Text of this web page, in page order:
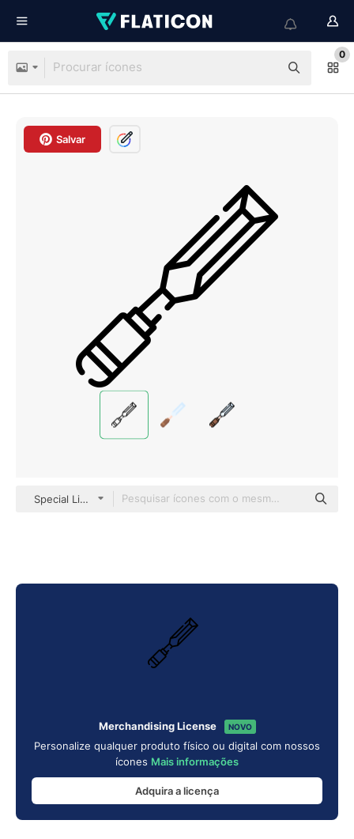
0
Salvar
Special Lineal
Merchandising License NOVO
Personalize qualquer produto físico ou digital com nossos
ícones Mais informações
Adquira a licença